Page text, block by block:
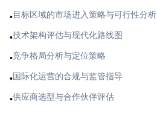
•目标区域的市场进入策略与可行性分析
•技术架构评估与现代化路线图
•竞争格局分析与定位策略
•国际化运营的合规与监管指导
•供应商选型与合作伙伴评估